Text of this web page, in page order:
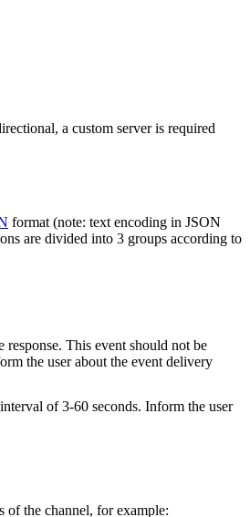
a custom server is required
format (note: text encoding in JSON
are divided into 3 groups according to
This event should not be
the user about the event delivery
of 3-60 seconds. Inform the user
of the channel, for example: